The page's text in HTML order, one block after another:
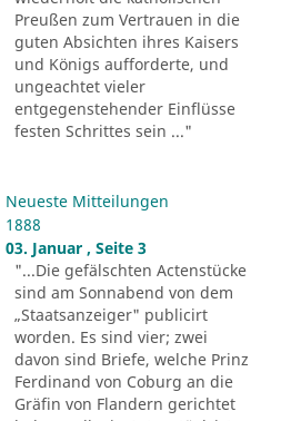
Preußen zum Vertrauen in die
guten Absichten ihres Kaisers
und Königs aufforderte, und
ungeachtet vieler
entgegenstehender Einflüsse
festen Schrittes sein ..."
Neueste Mitteilungen
1888
03. Januar , Seite 3
"...Die gefälschten Actenstücke
sind am Sonnabend von dem
„Staatsanzeiger" publicirt
worden. Es sind vier; zwei
davon sind Briefe, welche Prinz
Ferdinand von Coburg an die
Gräfin von Flandern gerichtet